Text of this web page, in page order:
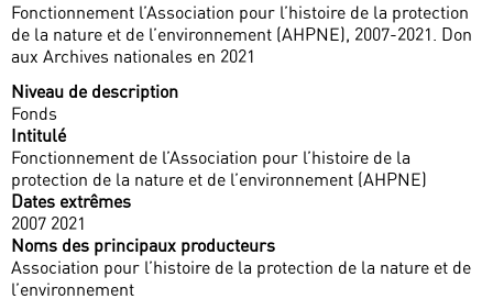
Fonctionnement l’Association pour l’histoire de la protection
de la nature et de l’environnement (AHPNE), 2007-2021. Don
aux Archives nationales en 2021
Niveau de description
Fonds
Intitulé
Fonctionnement de l’Association pour l’histoire de la
protection de la nature et de l’environnement (AHPNE)
Dates extrêmes
2007 2021
Noms des principaux producteurs
Association pour l’histoire de la protection de la nature et de
l’environnement